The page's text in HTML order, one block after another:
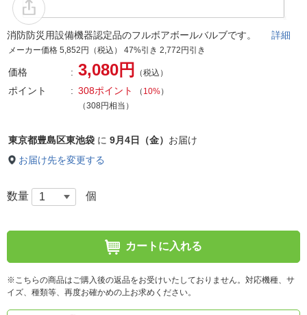
消防防災用設備機器認定品のフルボアボールバルブです。 詳細
メーカー価格 5,852円（税込） 47%引き 2,772円引き
価格 3,080円 （税込）
ポイント 308ポイント （ 10%）
（308円相当）
東京都豊島区東池袋 に 9月4日（金） お届け
お届け先を変更する
数量 個
カートに入れる
※こちらの商品はご購入後の返品をお受けいたしておりません。対応機種、サ
イズ、種類等、再度お確かめの上お求めください。